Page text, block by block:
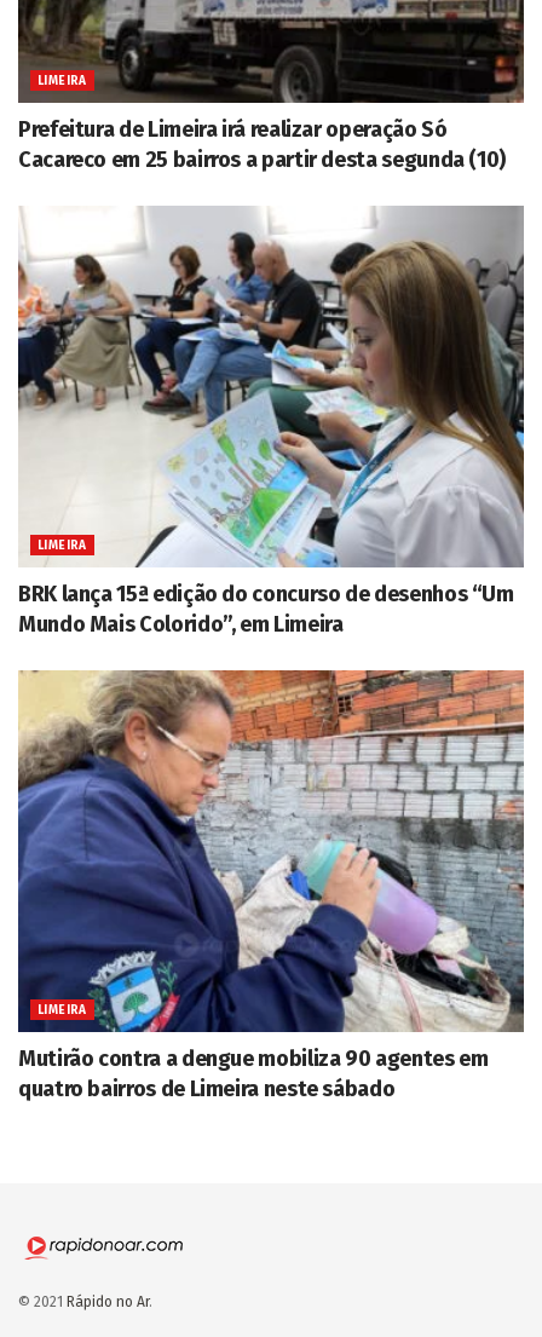
LIMEIRA
Prefeitura de Limeira irá realizar operação Só
Cacareco em 25 bairros a partir desta segunda (10)
LIMEIRA
BRK lança 15ª edição do concurso de desenhos “Um
Mundo Mais Colorido”, em Limeira
LIMEIRA
Mutirão contra a dengue mobiliza 90 agentes em
quatro bairros de Limeira neste sábado
© 2021 Rápido no Ar.